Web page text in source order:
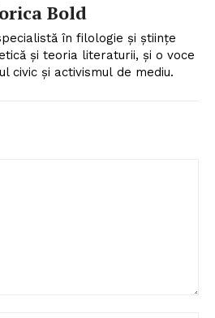
Bold
în filologie și științe
și teoria literaturii, și o voce
civic și activismul de mediu.